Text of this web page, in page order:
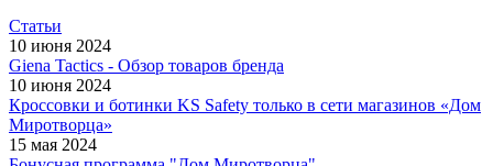
Статьи
10 июня 2024
Giena Tactics - Обзор товаров бренда
10 июня 2024
Кроссовки и ботинки KS Safety только в сети магазинов «Дом
Миротворца»
15 мая 2024